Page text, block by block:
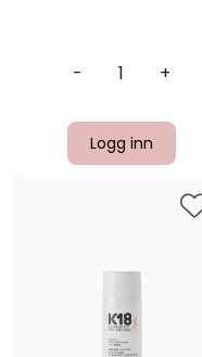
- +
Logg inn